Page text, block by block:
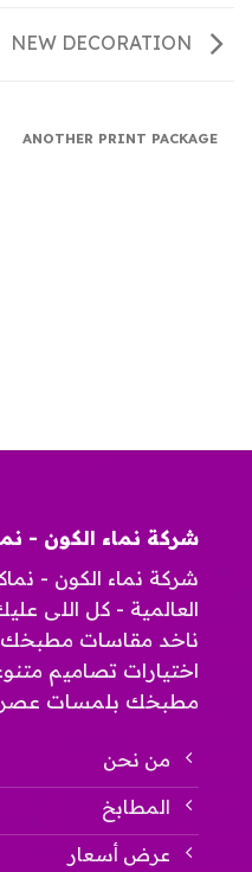
ANOTHER PRINT PACKAGE
شركة نماء الكون -
شركة نماء الكون -
العالمية - كل اللى
ناخد مقاسات مطبخك
اختيارات تصاميم
مطبخك بلمسات
من نحن
المطابخ
عرض أسعار